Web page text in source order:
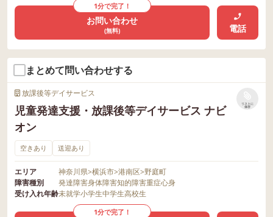
1分で完了！
お問い合わせ
(無料) 電話
まとめて問い合わせする
放課後等デイサービス
児童発達支援・放課後等デイサービス ナビ
オン
リストに
保存
空きあり 送迎あり
エリア 神奈川県>横浜市>港南区>野庭町
障害種別
発達障害身体障害知的障害重症心身
受け入れ年齢未就学小学生中学生高校生
1分で完了！